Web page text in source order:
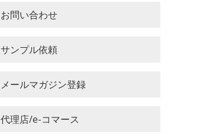
お問い合わせ
サンプル依頼
メールマガジン登録
代理店/e-コマース